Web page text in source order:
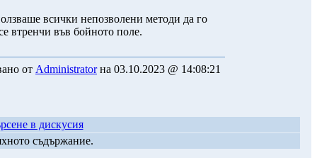
всички непозволени методи да го
втренчи във бойното поле.
от Administratorна 03.10.2023 @ 14:08:21
в дискусия
съдържание.